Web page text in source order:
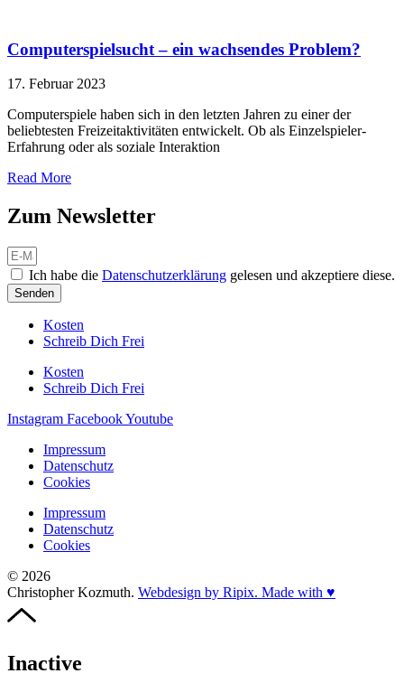
Computerspielsucht – ein wachsendes Problem?
17. Februar 2023
Computerspiele haben sich in den letzten Jahren zu einer der
beliebtesten Freizeitaktivitäten entwickelt. Ob als Einzelspieler-
Erfahrung oder als soziale Interaktion
Read More
Zum Newsletter
Ich habe die Datenschutzerklärung gelesen und akzeptiere diese.
Senden
Kosten
Schreib Dich Frei
Kosten
Schreib Dich Frei
Instagram FacebookYoutube
Impressum
Datenschutz
Cookies
Impressum
Datenschutz
Cookies
© 2026
Christopher Kozmuth. Webdesign by Ripix. Made with ♥
Inactive